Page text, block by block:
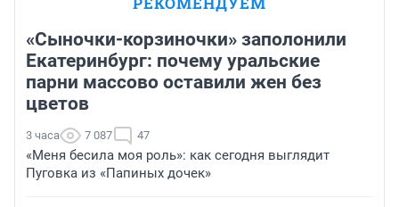
«Сыночки-корзиночки» заполонили
Екатеринбург: почему уральские
парни массово оставили жен без
цветов
3 часа 7 087 47
«Меня бесила моя роль»: как сегодня выглядит
Пуговка из «Папиных дочек»